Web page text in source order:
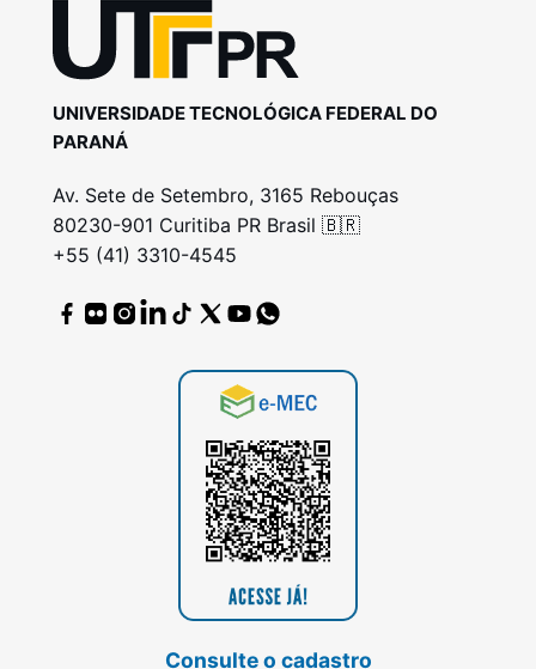
UNIVERSIDADE TECNOLÓGICA FEDERAL DO
PARANÁ
Av. Sete de Setembro, 3165 Rebouças
80230-901 Curitiba PR Brasil 🇧🇷
+55 (41) 3310-4545
Consulte o cadastro